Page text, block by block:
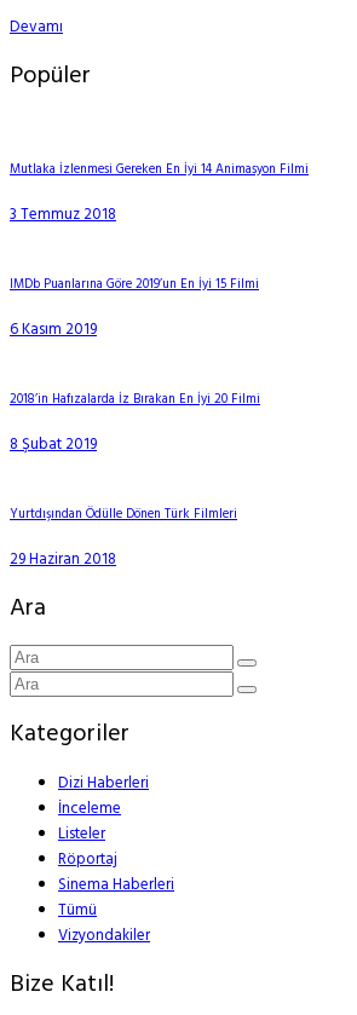
Devamı
Popüler
Mutlaka İzlenmesi Gereken En İyi 14 Animasyon Filmi
3 Temmuz 2018
IMDb Puanlarına Göre 2019’un En İyi 15 Filmi
6 Kasım 2019
2018’in Hafızalarda İz Bırakan En İyi 20 Filmi
8 Şubat 2019
Yurtdışından Ödülle Dönen Türk Filmleri
29 Haziran 2018
Ara
Kategoriler
Dizi Haberleri
İnceleme
Listeler
Röportaj
Sinema Haberleri
Tümü
Vizyondakiler
Bize Katıl!